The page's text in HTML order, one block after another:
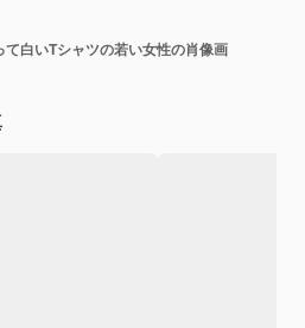
白いTシャツの若い女性の肖像画